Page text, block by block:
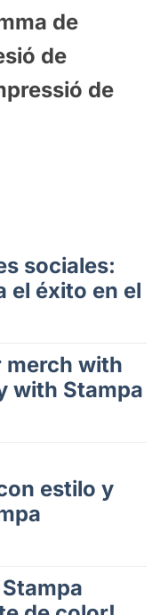
de
ió de
ió de
sociales:
el éxito en el
merch with
with Stampa
estilo y